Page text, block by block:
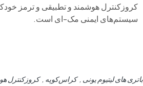
کروزکنترل هوشمند و تطبیقی و ترمز
سیستم‌های ایمنی مک-ای است.
باتری های لیتیوم یونی کراس‌کوپه
کروزکنترل